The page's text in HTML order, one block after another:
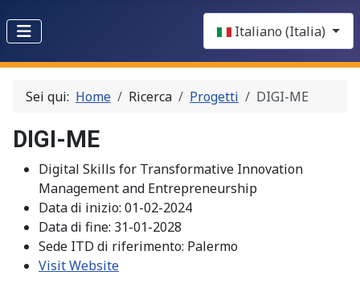
Italiano (Italia)
Sei qui: Home Ricerca Progetti DIGI-ME
DIGI-ME
Digital Skills for Transformative Innovation
Management and Entrepreneurship
Data di inizio: 01-02-2024
Data di fine: 31-01-2028
Sede ITD di riferimento: Palermo
Visit Website